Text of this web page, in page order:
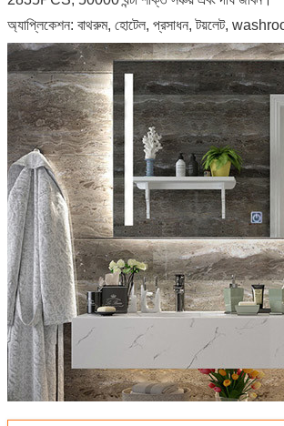
অ্যাপ্লিকেশন: বাথরুম, হোটেল, প্রসাধন, টয়লেট,